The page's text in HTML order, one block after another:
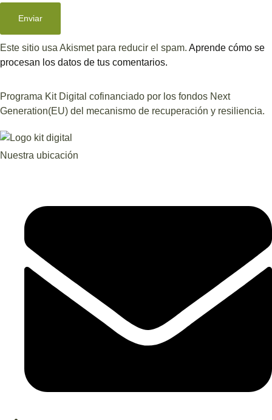
Este sitio usa Akismet para reducir el spam. Aprende cómo se
procesan los datos de tus comentarios.
Programa Kit Digital cofinanciado por los fondos Next
Generation(EU) del mecanismo de recuperación y resiliencia.
Nuestra ubicación